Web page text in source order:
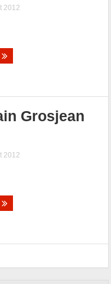
2012
Grosjean
2012